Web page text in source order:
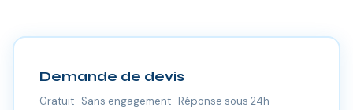
Demande de devis
Gratuit · Sans engagement · Réponse sous 24h